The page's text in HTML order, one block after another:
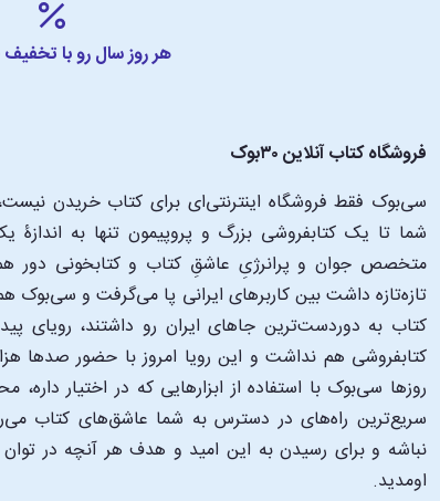
هر روز سال رو با
فروشگاه کتاب آنلاین ۳۰بوک
سی‌بوک فقط فروشگاه اینترنتی‌ای برای کتاب خریدن
متخصص جوان و پرانرژیِ عاشقِ کتاب و کتابخونی دور
تازه‌تازه داشت بین کاربرهای ایرانی پا می‌گرفت و
کتاب به دوردست‌ترین جاهای ایران رو داشتند، رویای
کتابفروشی هم نداشت و این رویا امروز با حضور صدها
‌روزها سی‌بوک با استفاده از ابزارهایی که در اختیار
سریع‌ترین راه‌های در دسترس به شما عاشق‌های کتاب
نباشه و برای رسیدن به این امید و هدف هر آنچه در
اومدید.